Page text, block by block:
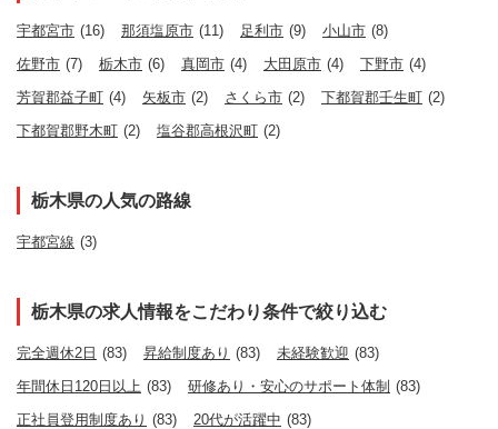
宇都宮市 (16) 那須塩原市 (11) 足利市 (9) 小山市 (8)
佐野市 (7) 栃木市 (6) 真岡市 (4) 大田原市 (4) 下野市 (4)
芳賀郡益子町 (4) 矢板市 (2) さくら市 (2) 下都賀郡壬生町 (2)
下都賀郡野木町 (2) 塩谷郡高根沢町 (2)
栃木県の人気の路線
宇都宮線 (3)
栃木県の求人情報をこだわり条件で絞り込む
完全週休2日 (83) 昇給制度あり (83) 未経験歓迎 (83)
年間休日120日以上 (83) 研修あり・安心のサポート体制 (83)
正社員登用制度あり (83) 20代が活躍中 (83)